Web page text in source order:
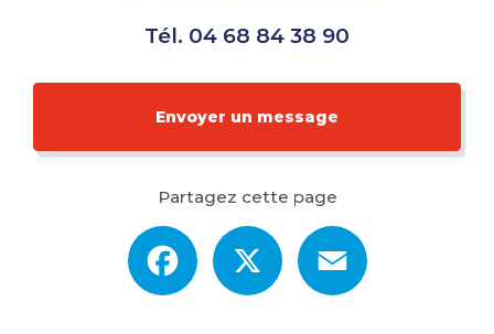
Tél. 04 68 84 38 90
Envoyer un message
Partagez cette page
Facebook